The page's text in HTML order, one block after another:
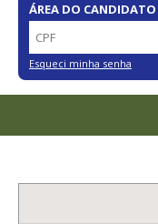
ÁREA DO CANDIDATO
Esqueci minha senha